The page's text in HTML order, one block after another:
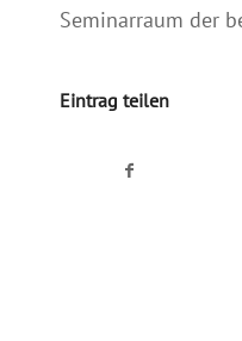
Seminarraum der
Eintrag teilen